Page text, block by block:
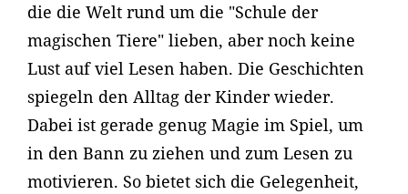
die die Welt rund um die "Schule der
magischen Tiere" lieben, aber noch keine
Lust auf viel Lesen haben. Die Geschichten
spiegeln den Alltag der Kinder wieder.
Dabei ist gerade genug Magie im Spiel, um
in den Bann zu ziehen und zum Lesen zu
motivieren. So bietet sich die Gelegenheit,